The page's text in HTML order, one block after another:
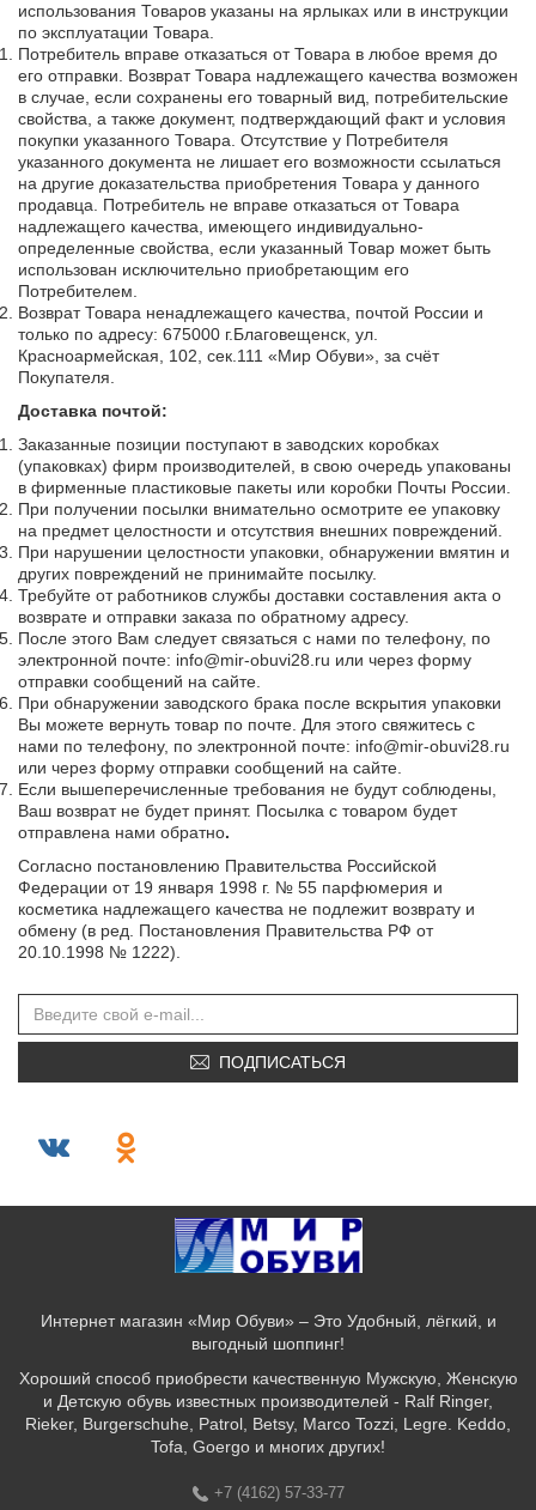
использования Товаров указаны на ярлыках или в инструкции
по эксплуатации Товара.
Потребитель вправе отказаться от Товара в любое время до
его отправки. Возврат Товара надлежащего качества возможен
в случае, если сохранены его товарный вид, потребительские
свойства, а также документ, подтверждающий факт и условия
покупки указанного Товара. Отсутствие у Потребителя
указанного документа не лишает его возможности ссылаться
на другие доказательства приобретения Товара у данного
продавца. Потребитель не вправе отказаться от Товара
надлежащего качества, имеющего индивидуально-
определенные свойства, если указанный Товар может быть
использован исключительно приобретающим его
Потребителем.
Возврат Товара ненадлежащего качества, почтой России и
только по адресу: 675000 г.Благовещенск, ул.
Красноармейская, 102, сек.111 «Мир Обуви», за счёт
Покупателя.
Доставка почтой:
Заказанные позиции поступают в заводских коробках
(упаковках) фирм производителей, в свою очередь упакованы
в фирменные пластиковые пакеты или коробки Почты России.
При получении посылки внимательно осмотрите ее упаковку
на предмет целостности и отсутствия внешних повреждений.
При нарушении целостности упаковки, обнаружении вмятин и
других повреждений не принимайте посылку.
Требуйте от работников службы доставки составления акта о
возврате и отправки заказа по обратному адресу.
После этого Вам следует связаться с нами по телефону, по
электронной почте: info@mir-obuvi28.ru или через форму
отправки сообщений на сайте.
При обнаружении заводского брака после вскрытия упаковки
Вы можете вернуть товар по почте. Для этого свяжитесь с
нами по телефону, по электронной почте: info@mir-obuvi28.ru
или через форму отправки сообщений на сайте.
Если вышеперечисленные требования не будут соблюдены,
Ваш возврат не будет принят. Посылка с товаром будет
отправлена нами обратно.
Согласно постановлению Правительства Российской
Федерации от 19 января 1998 г. № 55 парфюмерия и
косметика надлежащего качества не подлежит возврату и
обмену (в ред. Постановления Правительства РФ от
20.10.1998 № 1222).
ПОДПИСАТЬСЯ
Интернет магазин «Мир Обуви» – Это Удобный, лёгкий, и
выгодный шоппинг!
Хороший способ приобрести качественную Мужскую, Женскую
и Детскую обувь известных производителей - Ralf Ringer,
Rieker, Burgerschuhe, Patrol, Betsy, Marco Tozzi, Legre. Keddo,
Tofa, Goergo и многих других!
+7 (4162) 57-33-77